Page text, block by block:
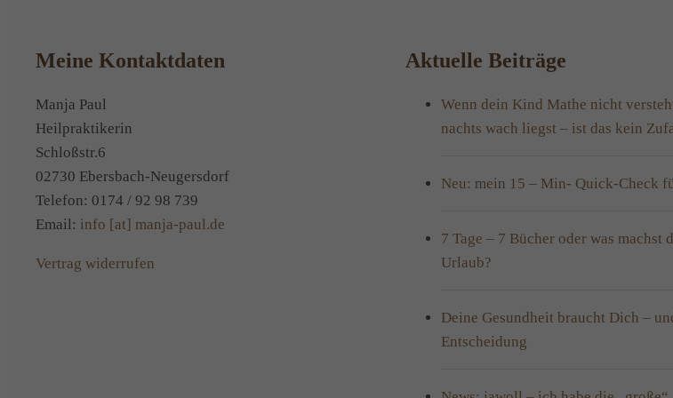
Meine Kontaktdaten
Manja Paul
Heilpraktikerin
Schloßstr.6
02730 Ebersbach-Neugersdorf
Telefon: 0174 / 92 98 739
Email: info [at] manja-paul.de
Vertrag widerrufen
Aktuelle Beiträge
Wenn dein Kind Mathe nicht
nachts wach liegst – ist das kein
Neu: mein 15 – Min- Quick-Check
7 Tage – 7 Bücher oder was machst
Urlaub?
Deine Gesundheit braucht Dich –
Entscheidung